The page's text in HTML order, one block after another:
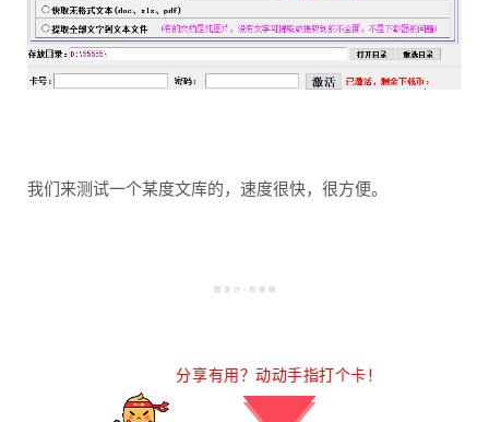
我们来测试一个某度文库的，速度很快，很方便。
分享有用？动动手指打个卡！